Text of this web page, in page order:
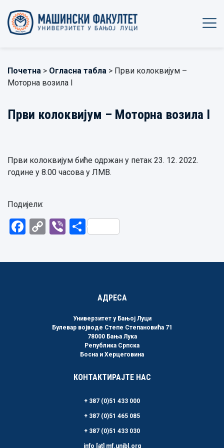
Почетна > Огласна табла > Први колоквијум –
Моторна возила I
Први колоквијум – Моторна возила I
Први колоквијум биће одржан у петак 23. 12. 2022.
године у 8.00 часова у ЛМВ.
Подијели:
Facebook
CopyViberShare
АДРЕСА
Универзитет у Бањој Луци
Булевар војводе Степе Степановића 71
78000 Бања Лука
Република Српска
Босна и Херцеговина
КОНТАКТИРАЈТЕ НАС
+ 387 (0)51 433 000
+ 387 (0)51 465 085
+ 387 (0)51 433 030
info [at] mf.unibl.org